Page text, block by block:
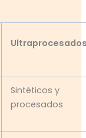
Sintéticos y
procesados